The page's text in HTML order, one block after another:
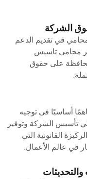
الشركة
في تقديم الدعم
محامي تاسيس
على حقوق
أساسيًا في توجيه
تأسيس الشركة وتوفير
القانونية التي
في عالم الأعمال.